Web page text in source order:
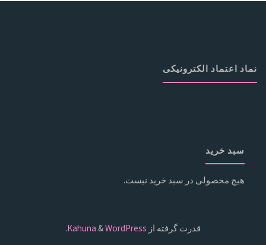
نماد اعتماد الکترونیکی
سبد خرید
هیچ محصولی در سبد خرید نیست.
قدرت گرفته از &WordPress
.